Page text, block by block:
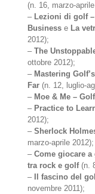
(n. 16, marzo-
– Lezioni di golf
Business e La
2012);
–The
ottobre 2012);
– Mastering
Far (n. 12, luglio-
– Moe & Me –
– Practice to
2012);
–Sherlock
marzo-aprile 2012);
–Come giocare
tra rock e golf(n.
–
Il fascino del
novembre 2011);